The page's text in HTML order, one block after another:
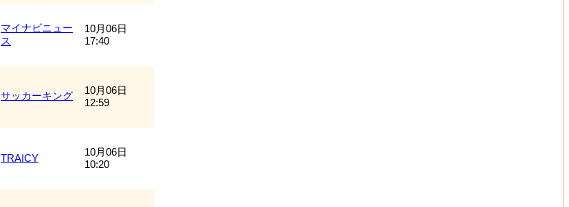
マイナビニュー
ス
10月06日
17:40
サッカーキング
10月06日
12:59
TRAICY
10月06日
10:20